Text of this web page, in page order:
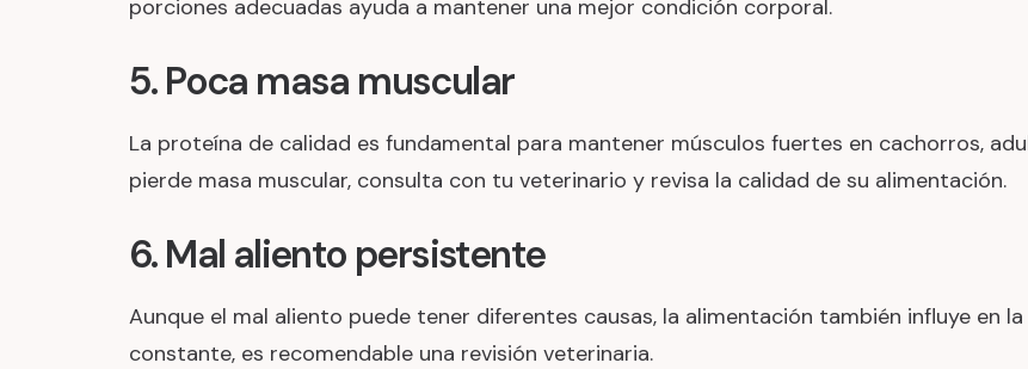
porciones adecuadas ayuda a mantener una mejor condición corporal.
5. Poca masa muscular
La proteína de calidad es fundamental para mantener músculos fuertes en cachorros,
pierde masa muscular, consulta con tu veterinario y revisa la calidad de su alimentación.
6. Mal aliento persistente
Aunque el mal aliento puede tener diferentes causas, la alimentación también influye en
constante, es recomendable una revisión veterinaria.